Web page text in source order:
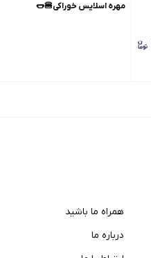
مهره اسلایس خوراکی🍔🌭
همراه ما باشید
درباره ما